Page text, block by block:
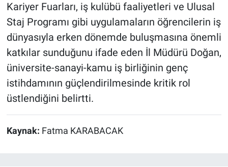
Kariyer Fuarları, iş kulübü faaliyetleri ve Ulusal
Staj Programı gibi uygulamaların öğrencilerin iş
dünyasıyla erken dönemde buluşmasına önemli
katkılar sunduğunu ifade eden İl Müdürü Doğan,
üniversite-sanayi-kamu iş birliğinin genç
istihdamının güçlendirilmesinde kritik rol
üstlendiğini belirtti.
Kaynak: Fatma KARABACAK